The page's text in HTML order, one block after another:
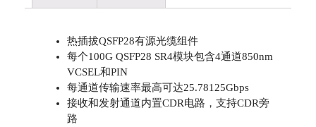
热插拔QSFP28有源光缆组件
每个100G QSFP28 SR4模块包含4通道850nm
VCSEL和PIN
每通道传输速率最高可达25.78125Gbps
接收和发射通道内置CDR电路，支持CDR旁
路